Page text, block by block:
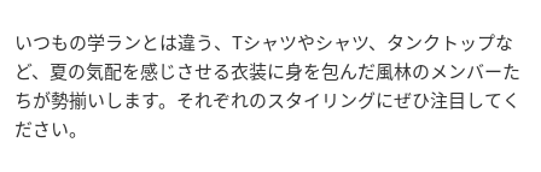
いつもの学ランとは違う、Tシャツやシャツ、タンクトップな
ど、夏の気配を感じさせる衣装に身を包んだ風林のメンバーた
ちが勢揃いします。それぞれのスタイリングにぜひ注目してく
ださい。